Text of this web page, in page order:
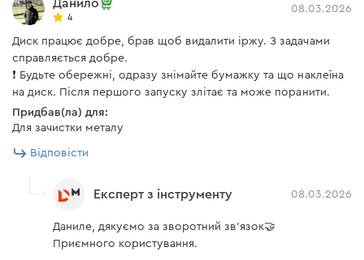
Данило
4
08.03.2026
Диск працює добре, брав щоб видалити іржу. З задачами
справляється добре.
❗ Будьте обережні, одразу знімайте бумажку та що наклеїна
на диск. Після першого запуску злітає та може поранити.
Придбав(ла) для:
Для зачистки металу
Відповісти
Експерт з інструменту 08.03.2026
Даниле, дякуємо за зворотний зв'язок🤝
Приємного користування.